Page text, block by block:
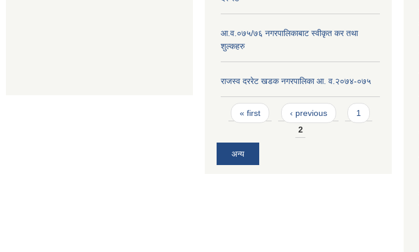
आ.व.०७५/७६ नगरपालिकाबाट स्वीकृत कर तथा
शुल्कहरु
राजस्व दररेट खडक नगरपालिका आ. व.२०७४-०७५
Pages
« first ‹ previous
1
2
अन्य